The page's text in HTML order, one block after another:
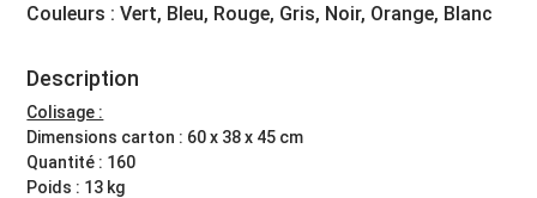
Couleurs : Vert, Bleu, Rouge, Gris, Noir, Orange, Blanc
Description
Colisage :
Dimensions carton : 60 x 38 x 45 cm
Quantité : 160
Poids : 13 kg